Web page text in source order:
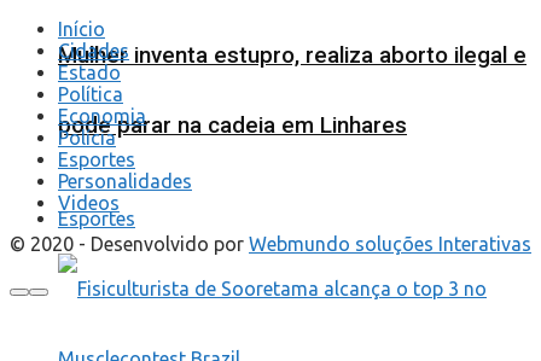
Mulher inventa estupro, realiza aborto ilegal e
pode parar na cadeia em Linhares
Esportes
Início
Cidades
Estado
Política
Economia
Polícia
Esportes
Personalidades
Videos
© 2020 - Desenvolvido por Webmundo soluções Interativas